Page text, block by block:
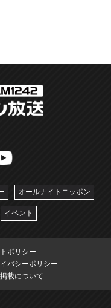
オールナイトニッポン
イベント
ポリシー
バシーポリシー
載について